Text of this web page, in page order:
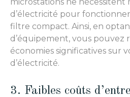
microstations ne nécessitent
d’électricité pour
filtre compact. Ainsi, en
d’équipement, vous pouvez
économies significatives sur
d’électricité.
3. Faibles coûts